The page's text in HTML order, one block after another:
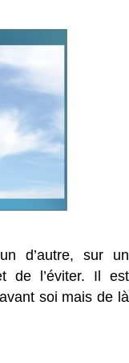
d’autre, sur un
de l’éviter. Il est
soi mais de là